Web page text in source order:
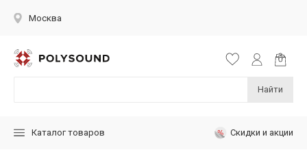
Москва
Найти
Каталог товаров Скидки и акции